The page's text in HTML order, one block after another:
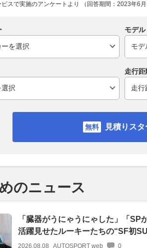
スで実施のアンケートより （回答期間：2023年6月
モデル
走行距
見積りスタ
のニュース
「臓器がうにゃうにゃした」「
活躍見せたルーキーたちの“SF初
2026.08.08 AUTOSPORT web 0